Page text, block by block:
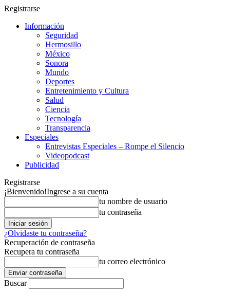
Registrarse
Información
Seguridad
Hermosillo
México
Sonora
Mundo
Deportes
Entretenimiento y Cultura
Salud
Ciencia
Tecnología
Transparencia
Especiales
Entrevistas Especiales – Rompe el Silencio
Videopodcast
Publicidad
Registrarse
¡Bienvenido!Ingrese a su cuenta
tu nombre de usuario
tu contraseña
¿Olvidaste tu contraseña?
Recuperación de contraseña
Recupera tu contraseña
tu correo electrónico
Buscar